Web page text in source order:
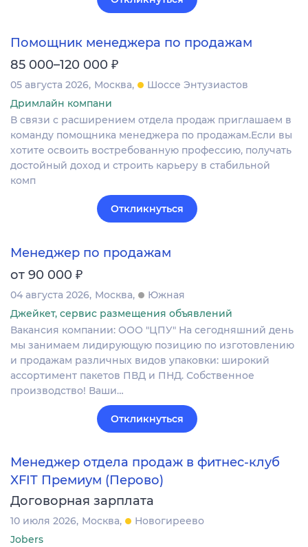
Помощник менеджера по продажам
85 000–120 000 ₽
05 августа 2026 Москва
Шоссе Энтузиастов
Дримлайн компани
В связи с расширением отдела продаж приглашаем в
команду помощника менеджера по продажам.Если вы
хотите освоить востребованную профессию, получать
достойный доход и строить карьеру в стабильной
комп
Откликнуться
Менеджер по продажам
от 90 000 ₽
04 августа 2026 Москва
Южная
Джейкет, сервис размещения объявлений
Вакансия компании: ООО "ЦПУ" На сегодняшний день
мы занимаем лидирующую позицию по изготовлению
и продажам различных видов упаковки: широкий
ассортимент пакетов ПВД и ПНД. Собственное
производство! Ваши…
Откликнуться
Менеджер отдела продаж в фитнес-клуб
XFIT Премиум (Перово)
Договорная зарплата
10 июля 2026 Москва
Новогиреево
Jobers